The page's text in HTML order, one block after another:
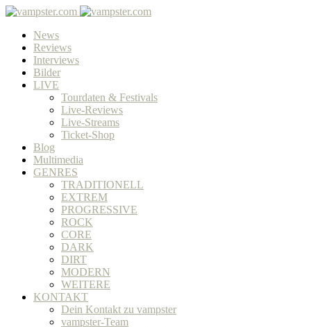
News
Reviews
Interviews
Bilder
LIVE
Tourdaten & Festivals
Live-Reviews
Live-Streams
Ticket-Shop
Blog
Multimedia
GENRES
TRADITIONELL
EXTREM
PROGRESSIVE
ROCK
CORE
DARK
DIRT
MODERN
WEITERE
KONTAKT
Dein Kontakt zu vampster
vampster-Team